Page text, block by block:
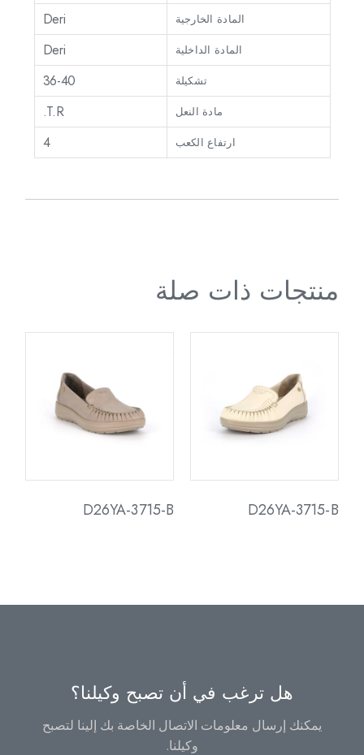
المادة الخارجية Deri
المادة الداخلية Deri
تشكيلة 36-40
مادة النعل T.R.
ارتفاع الكعب 4
منتجات ذات صلة
D26YA-3715-B
D26YA-3715-B
هل ترغب في أن تصبح وكيلنا؟
يمكنك إرسال معلومات الاتصال الخاصة بك إلينا لتصبح
وكيلنا.